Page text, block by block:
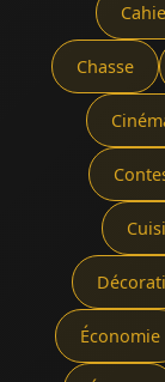
Chasse
Économie